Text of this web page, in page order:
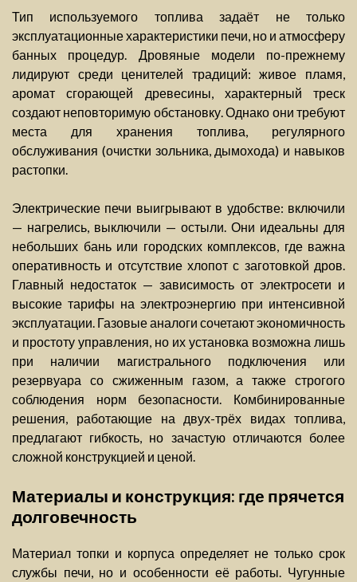
Тип используемого топлива задаёт не только
эксплуатационные характеристики печи, но и атмосферу
банных процедур. Дровяные модели по-прежнему
лидируют среди ценителей традиций: живое пламя,
аромат сгорающей древесины, характерный треск
создают неповторимую обстановку. Однако они требуют
места для хранения топлива, регулярного
обслуживания (очистки зольника, дымохода) и навыков
растопки.
Электрические печи выигрывают в удобстве: включили
— нагрелись, выключили — остыли. Они идеальны для
небольших бань или городских комплексов, где важна
оперативность и отсутствие хлопот с заготовкой дров.
Главный недостаток — зависимость от электросети и
высокие тарифы на электроэнергию при интенсивной
эксплуатации. Газовые аналоги сочетают экономичность
и простоту управления, но их установка возможна лишь
при наличии магистрального подключения или
резервуара со сжиженным газом, а также строгого
соблюдения норм безопасности. Комбинированные
решения, работающие на двух-трёх видах топлива,
предлагают гибкость, но зачастую отличаются более
сложной конструкцией и ценой.
Материалы и конструкция: где прячется
долговечность
Материал топки и корпуса определяет не только срок
службы печи, но и особенности её работы. Чугунные